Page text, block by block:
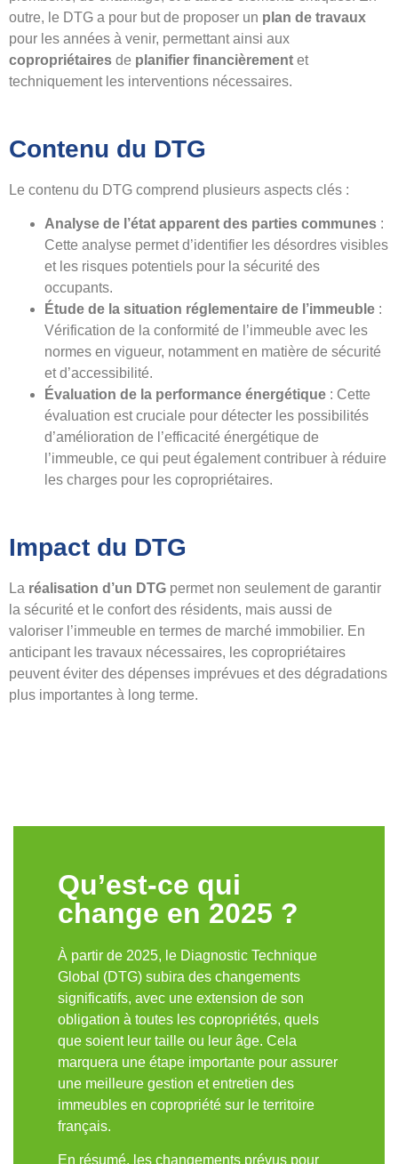
outre, le DTG a pour but de proposer un plan de travaux
pour les années à venir, permettant ainsi aux
copropriétaires de planifier financièrement et
techniquement les interventions nécessaires.
Contenu du DTG
Le contenu du DTG comprend plusieurs aspects clés :
Analyse de l’état apparent des parties communes :
Cette analyse permet d’identifier les désordres visibles
et les risques potentiels pour la sécurité des
occupants.
Étude de la situation réglementaire de l’immeuble :
Vérification de la conformité de l’immeuble avec les
normes en vigueur, notamment en matière de sécurité
et d’accessibilité.
Évaluation de la performance énergétique : Cette
évaluation est cruciale pour détecter les possibilités
d’amélioration de l’efficacité énergétique de
l’immeuble, ce qui peut également contribuer à réduire
les charges pour les copropriétaires.
Impact du DTG
La réalisation d’un DTG permet non seulement de garantir
la sécurité et le confort des résidents, mais aussi de
valoriser l’immeuble en termes de marché immobilier. En
anticipant les travaux nécessaires, les copropriétaires
peuvent éviter des dépenses imprévues et des dégradations
plus importantes à long terme.
Qu’est-ce qui
change en 2025 ?
À partir de 2025, le Diagnostic Technique
Global (DTG) subira des changements
significatifs, avec une extension de son
obligation à toutes les copropriétés, quels
que soient leur taille ou leur âge. Cela
marquera une étape importante pour assurer
une meilleure gestion et entretien des
immeubles en copropriété sur le territoire
français.
En résumé, les changements prévus pour